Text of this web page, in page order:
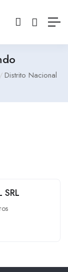
Distrito Nacional
SRL